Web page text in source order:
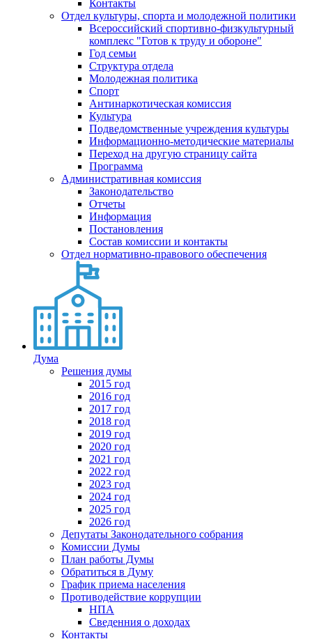
Контакты
Отдел культуры, спорта и молодежной политики
Всероссийский спортивно-физкультурный
комплекс "Готов к труду и обороне"
Год семьи
Структура отдела
Молодежная политика
Спорт
Антинаркотическая комиссия
Культура
Подведомственные учреждения культуры
Информационно-методические материалы
Переход на другую страницу сайта
Программа
Административная комиссия
Законодательство
Отчеты
Информация
Постановления
Состав комиссии и контакты
Отдел нормативно-правового обеспечения
Дума
Решения думы
2015 год
2016 год
2017 год
2018 год
2019 год
2020 год
2021 год
2022 год
2023 год
2024 год
2025 год
2026 год
Депутаты Законодательного собрания
Комиссии Думы
План работы Думы
Обратиться в Думу
График приема населения
Противодействие коррупции
НПА
Сведенния о доходах
Контакты